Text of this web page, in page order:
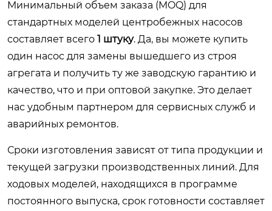
Минимальный объем заказа (MOQ) для
стандартных моделей центробежных насосов
составляет всего 1 штуку. Да, вы можете купить
один насос для замены вышедшего из строя
агрегата и получить ту же заводскую гарантию и
качество, что и при оптовой закупке. Это делает
нас удобным партнером для сервисных служб и
аварийных ремонтов.
Сроки изготовления зависят от типа продукции и
текущей загрузки производственных линий. Для
ходовых моделей, находящихся в программе
постоянного выпуска, срок готовности составляет